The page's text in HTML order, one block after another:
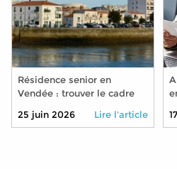
Résidence senior en
Vendée : trouver le cadre
25 juin 2026 Lire l'article